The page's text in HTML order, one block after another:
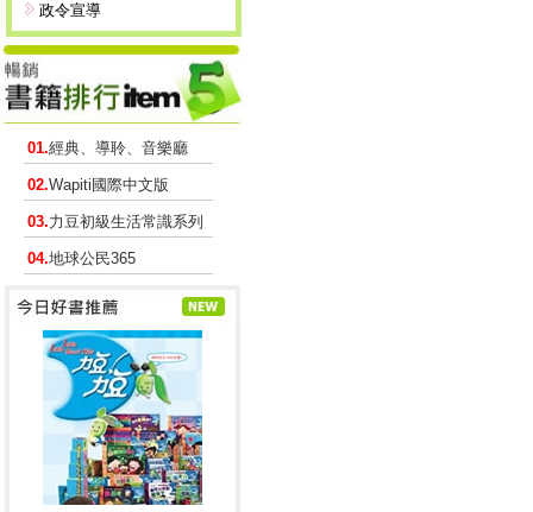
政令宣導
01.經典、導聆、音樂廳
02.Wapiti國際中文版
03.力豆初級生活常識系列
04.地球公民365